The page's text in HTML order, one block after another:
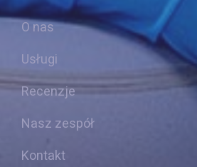
O nas
Usługi
Recenzje
Nasz zespół
Kontakt